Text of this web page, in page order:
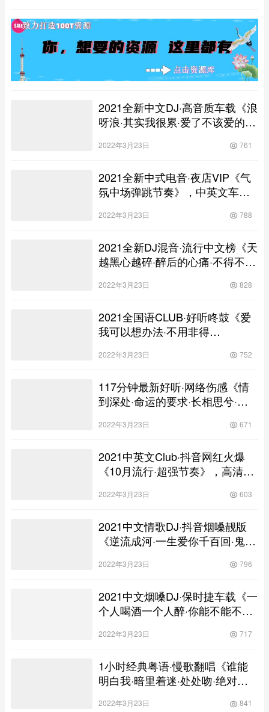
2021全新中文DJ·高音质车载《浪
呀浪·其实我很累·爱了不该爱的
2022年3月23日 761
2021全新中式电音·夜店VIP《气
氛中场弹跳节奏》，中英文车载
2022年3月23日 788
2021全新DJ混音·流行中文榜《天
越黑心越碎·醉后的心痛·不得不放
神车载舞曲慢摇大碟！
2022年3月23日 828
2021全国语CLUB·好听咚鼓《爱
我可以想办法·不用非得
2022年3月23日 752
117分钟最新好听·网络伤感《情
到深处·命运的要求·长相思兮·你
版大碟！
2022年3月23日 671
2021中英文Club·抖音网红火爆
《10月流行·超强节奏》，高清舞
2022年3月23日 603
2021中文情歌DJ·抖音烟嗓靓版
《逆流成河·一生爱你千百回·鬼迷
高清车载舞曲大碟！
2022年3月23日 796
2021中文烟嗓DJ·保时捷车载《一
个人喝酒一个人醉·你能不能不要
高清舞曲串烧金碟！
2022年3月23日 717
1小时经典粤语·慢歌翻唱《谁能
明白我·暗里着迷·处处吻·绝对是
2022年3月23日 841